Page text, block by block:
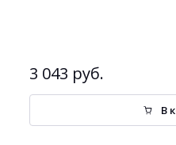
3 043 руб.
В